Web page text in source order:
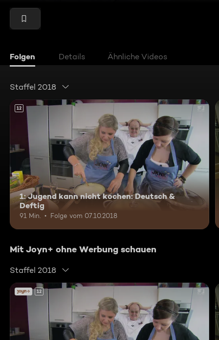
Folgen Details Ähnliche Videos
Staffel 2018
12
1: Jugend kann nicht kochen: Deutsch &
Deftig
91 Min. Folge vom 07.10.2018
Mit Joyn+ ohne Werbung schauen
Staffel 2018
12